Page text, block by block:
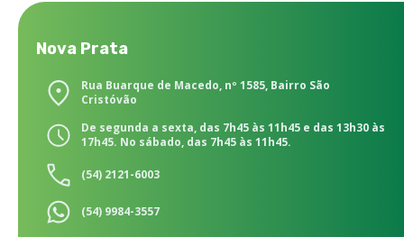
Nova Prata
Rua Buarque de Macedo, nº 1585, Bairro São
Cristóvão
De segunda a sexta, das 7h45 às 11h45 e das 13h30 às
17h45. No sábado, das 7h45 às 11h45.
(54) 2121-6003
(54) 9984-3557